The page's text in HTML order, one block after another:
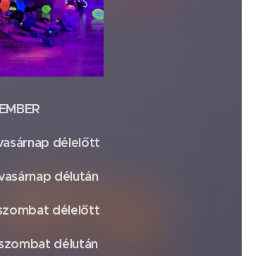
délelőtt
délután
délelőtt
délután